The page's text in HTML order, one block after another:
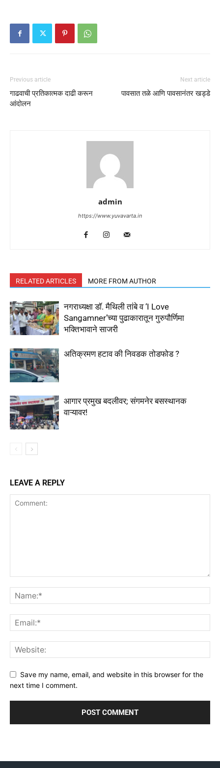
Previous article
गाढवाची प्रतिकात्मक दाढी करून
आंदोलन
Next article
पावसात तळे आणि पावसानंतर खड्डे
admin
https://www.yuvavarta.in
RELATED ARTICLES MORE FROM AUTHOR
नगराध्यक्षा डॉ. मैथिली तांबे व ‘I Love
Sangamner’च्या पुढाकारातून गुरुपौर्णिमा
भक्तिभावाने साजरी
अतिक्रमण हटाव की निवडक तोडफोड ?
आगार प्रमुख बदलीवर; संगमनेर बसस्थानक
वाऱ्यावर!
LEAVE A REPLY
Save my name, email, and website in this browser for the
next time I comment.